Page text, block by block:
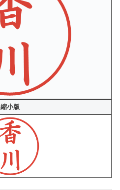
縮小版